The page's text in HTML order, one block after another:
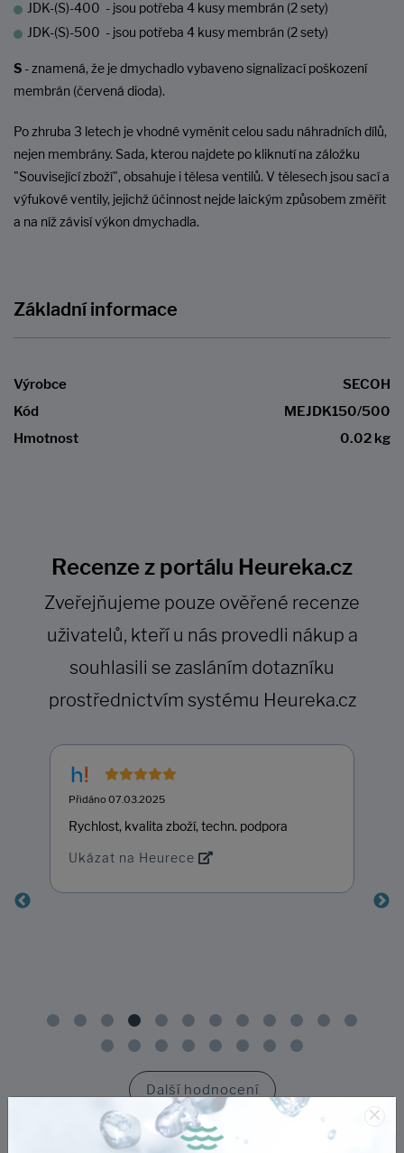
JDK-(S)-400 - jsou potřeba 4 kusy membrán (2 sety)
JDK-(S)-500 - jsou potřeba 4 kusy membrán (2 sety)
S - znamená, že je dmychadlo vybaveno signalizací poškození
membrán (červená dioda).
Po zhruba 3 letech je vhodné vyměnit celou sadu náhradních dílů,
nejen membrány. Sada, kterou najdete po kliknutí na záložku
"Související zboží", obsahuje i tělesa ventilů. V tělesech jsou sací a
výfukové ventily, jejichž účinnost nejde laickým způsobem změřit
a na níž závisí výkon dmychadla.
Základní informace
Výrobce
SECOH
Kód
MEJDK150/500
Hmotnost
0.02 kg
Recenze z portálu Heureka.cz
Zveřejňujeme pouze ověřené recenze
uživatelů, kteří u nás provedli nákup a
souhlasili se zasláním dotazníku
prostřednictvím systému Heureka.cz
Přidáno 07.03.2025
Rychlost, kvalita zboží, techn. podpora
Ukázat na Heurece
Další hodnocení
×